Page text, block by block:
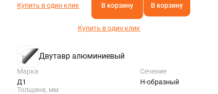
Купить в один клик В корзину В корзину
Купить в один клик
Двутавр алюминиевый
Марка
Д1
Сечение
Н-образный
Толщина, мм